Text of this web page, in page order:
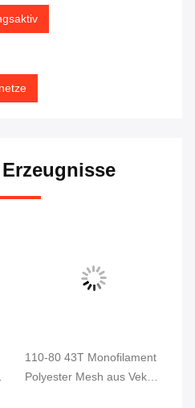
110-80 43T Monofilament
Polyester Mesh aus Veken